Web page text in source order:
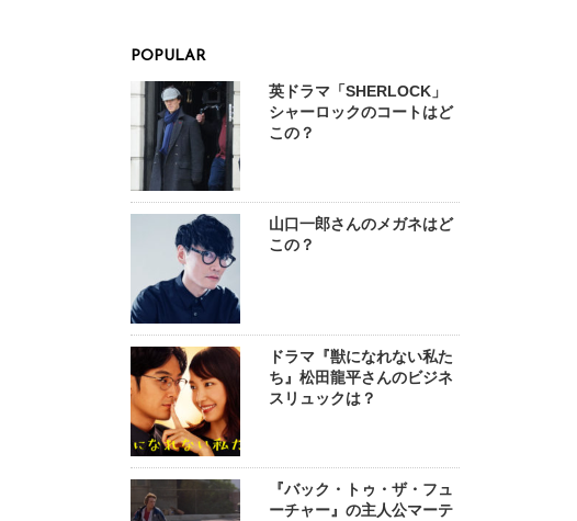
POPULAR
英ドラマ「SHERLOCK」
シャーロックのコートはど
この？
山口一郎さんのメガネはど
この？
ドラマ『獣になれない私た
ち』松田龍平さんのビジネ
スリュックは？
『バック・トゥ・ザ・フュ
ーチャー』の主人公マーテ